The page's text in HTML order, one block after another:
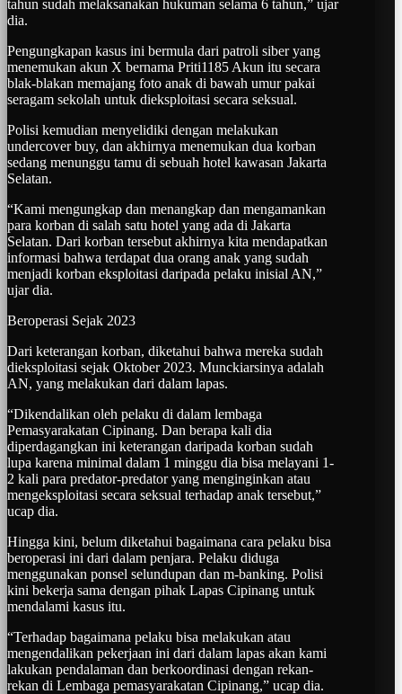
tahun sudah melaksanakan hukuman selama 6 tahun,” ujar
dia.
Pengungkapan kasus ini bermula dari patroli siber yang
menemukan akun X bernama Priti1185 Akun itu secara
blak-blakan memajang foto anak di bawah umur pakai
seragam sekolah untuk dieksploitasi secara seksual.
Polisi kemudian menyelidiki dengan melakukan
undercover buy, dan akhirnya menemukan dua korban
sedang menunggu tamu di sebuah hotel kawasan Jakarta
Selatan.
“Kami mengungkap dan menangkap dan mengamankan
para korban di salah satu hotel yang ada di Jakarta
Selatan. Dari korban tersebut akhirnya kita mendapatkan
informasi bahwa terdapat dua orang anak yang sudah
menjadi korban eksploitasi daripada pelaku inisial AN,”
ujar dia.
Beroperasi Sejak 2023
Dari keterangan korban, diketahui bahwa mereka sudah
dieksploitasi sejak Oktober 2023. Munckiarsinya adalah
AN, yang melakukan dari dalam lapas.
“Dikendalikan oleh pelaku di dalam lembaga
Pemasyarakatan Cipinang. Dan berapa kali dia
diperdagangkan ini keterangan daripada korban sudah
lupa karena minimal dalam 1 minggu dia bisa melayani 1-
2 kali para predator-predator yang menginginkan atau
mengeksploitasi secara seksual terhadap anak tersebut,”
ucap dia.
Hingga kini, belum diketahui bagaimana cara pelaku bisa
beroperasi ini dari dalam penjara. Pelaku diduga
menggunakan ponsel selundupan dan m-banking. Polisi
kini bekerja sama dengan pihak Lapas Cipinang untuk
mendalami kasus itu.
“Terhadap bagaimana pelaku bisa melakukan atau
mengendalikan pekerjaan ini dari dalam lapas akan kami
lakukan pendalaman dan berkoordinasi dengan rekan-
rekan di Lembaga pemasyarakatan Cipinang,” ucap dia.